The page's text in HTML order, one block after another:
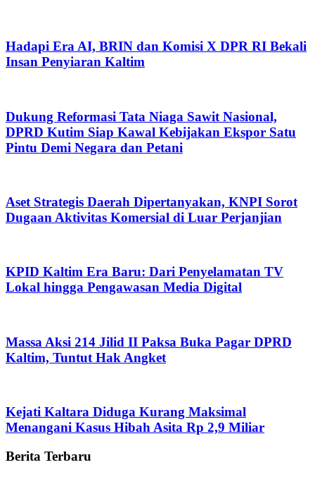
Hadapi Era AI, BRIN dan Komisi X DPR RI Bekali
Insan Penyiaran Kaltim
Dukung Reformasi Tata Niaga Sawit Nasional,
DPRD Kutim Siap Kawal Kebijakan Ekspor Satu
Pintu Demi Negara dan Petani
Aset Strategis Daerah Dipertanyakan, KNPI Sorot
Dugaan Aktivitas Komersial di Luar Perjanjian
KPID Kaltim Era Baru: Dari Penyelamatan TV
Lokal hingga Pengawasan Media Digital
Massa Aksi 214 Jilid II Paksa Buka Pagar DPRD
Kaltim, Tuntut Hak Angket
Kejati Kaltara Diduga Kurang Maksimal
Menangani Kasus Hibah Asita Rp 2,9 Miliar
Berita Terbaru